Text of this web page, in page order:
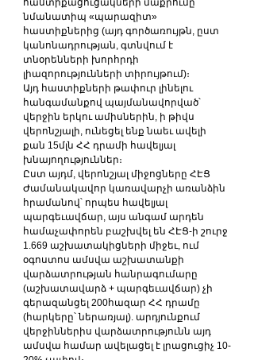
հաստիքացուցակների մաքրումը
նմանատիպ «պարազիտ»
հաստիքներից (այդ գործառույթն, ըստ
կանոնադրության, գտնվում է
տնօրենների խորհրդի
լիազորությունների տիրույթում)։
Այդ հաստիքների թափուր լինելու
հանգամանքով պայմանավորված՝
վերջին երկու ամիսներին, ի թիվս
վերոնշյալի, ունեցել ենք նաեւ ավելի
քան 15մլն ՀՀ դրամի հավելյալ
խնայողություններ։
Ըստ այդմ, վերոնշյալ միջոցները ՀԷՑ
Ժամանակավոր կառավարչի առանձին
հրամանով՝ որպես հավելյալ
պարգեւավճար, այս անգամ արդեն
համաչափորեն բաշխվել են ՀԷՑ-ի շուրջ
1.669 աշխատակիցների միջեւ, ում
օգոստոս ամսվա աշխատանքի
վարձատրության հանրագումարը
(աշխատավարձ + պարգեւավճար) չի
գերազանցել 200հազար ՀՀ դրամը
(հարկերը՝ ներառյալ). արդյունքում
վերջիններիս վարձատրությունն այդ
ամսվա համար ավելացել է լրացուցիչ 10-